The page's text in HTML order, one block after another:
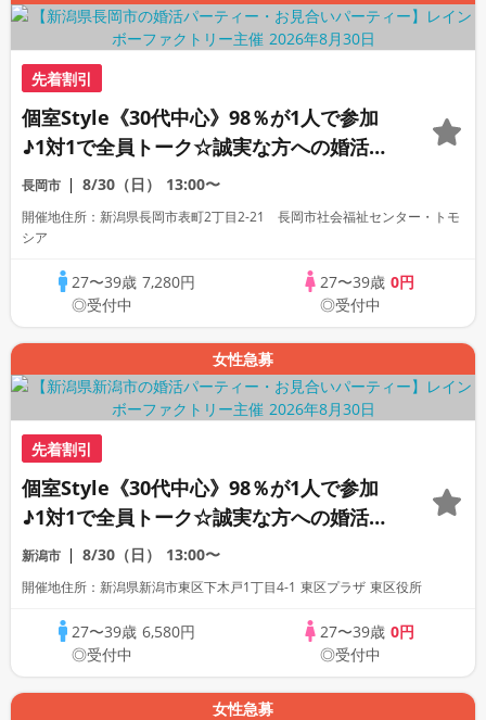
先着割引
個室Style《30代中心》98％が1人で参加
♪1対1で全員トーク☆誠実な方への婚活パ
ーティー
長岡市 8/30（日） 13:00〜
開催地住所：新潟県長岡市表町2丁目2-21 長岡市社会福祉センター・トモ
シア
27〜39歳 7,280円
◎受付中
27〜39歳 0円
◎受付中
女性急募
先着割引
個室Style《30代中心》98％が1人で参加
♪1対1で全員トーク☆誠実な方への婚活パ
ーティー
新潟市 8/30（日） 13:00〜
開催地住所：新潟県新潟市東区下木戸1丁目4-1 東区プラザ 東区役所
27〜39歳 6,580円
◎受付中
27〜39歳 0円
◎受付中
女性急募